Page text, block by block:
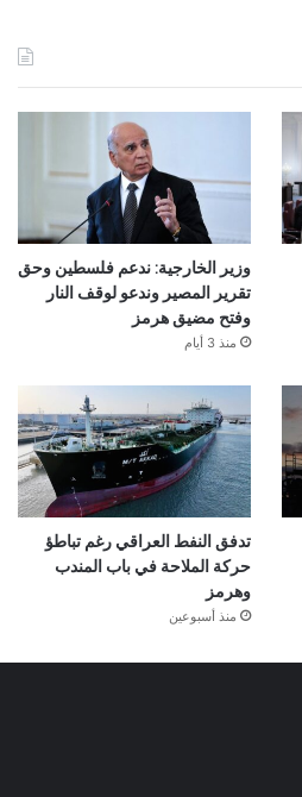
وزير الخارجية: ندعم فلسطين وحق
تقرير المصير وندعو لوقف النار
وفتح مضيق هرمز
منذ 3 أيام
تدفق النفط العراقي رغم تباطؤ
حركة الملاحة في باب المندب
وهرمز
منذ أسبوعين